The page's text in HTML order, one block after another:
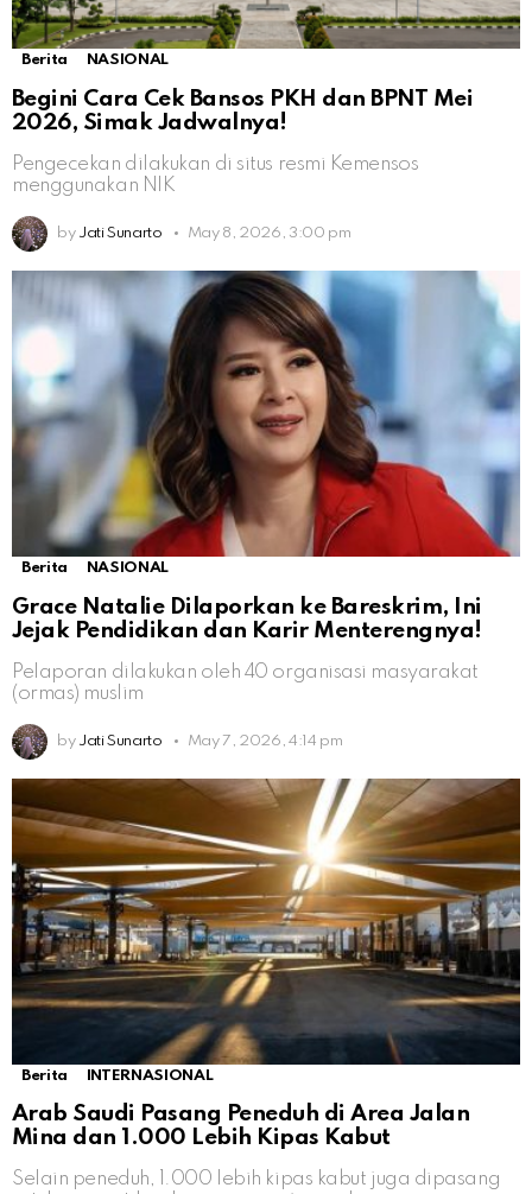
Berita NASIONAL
Begini Cara Cek Bansos PKH dan BPNT Mei
2026, Simak Jadwalnya!
Pengecekan dilakukan di situs resmi Kemensos
menggunakan NIK
by Jati Sunarto May 8, 2026, 3:00 pm
Berita NASIONAL
Grace Natalie Dilaporkan ke Bareskrim, Ini
Jejak Pendidikan dan Karir Menterengnya!
Pelaporan dilakukan oleh 40 organisasi masyarakat
(ormas) muslim
by Jati Sunarto May 7, 2026, 4:14 pm
Berita INTERNASIONAL
Arab Saudi Pasang Peneduh di Area Jalan
Mina dan 1.000 Lebih Kipas Kabut
Selain peneduh, 1.000 lebih kipas kabut juga dipasang